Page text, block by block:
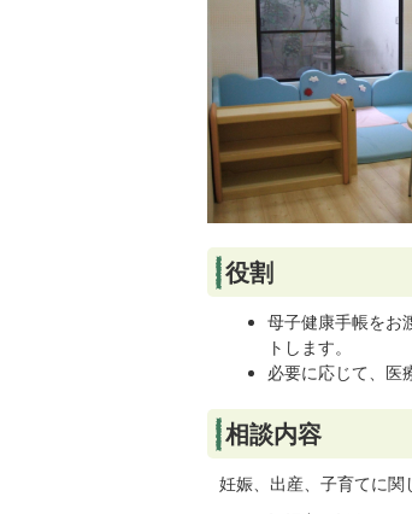
役割
母子健康手帳をお
トします。
必要に応じて、医
相談内容
妊娠、出産、子育てに関